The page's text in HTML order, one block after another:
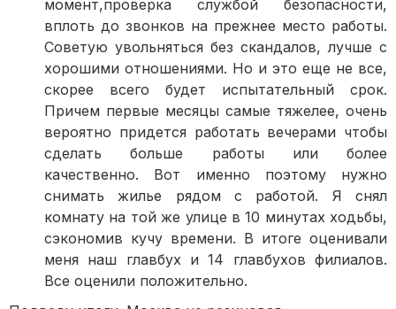
момент,проверка службой безопасности,
вплоть до звонков на прежнее место работы.
Советую увольняться без скандалов, лучше с
хорошими отношениями. Но и это еще не все,
скорее всего будет испытательный срок.
Причем первые месяцы самые тяжелее, очень
вероятно придется работать вечерами чтобы
сделать больше работы или более
качественно. Вот именно поэтому нужно
снимать жилье рядом с работой. Я снял
комнату на той же улице в 10 минутах ходьбы,
сэкономив кучу времени. В итоге оценивали
меня наш главбух и 14 главбухов филиалов.
Все оценили положительно.